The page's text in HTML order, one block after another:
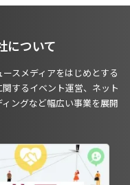
について
スメディアをはじめとする
するイベント運営、ネット
ングなど幅広い事業を展開